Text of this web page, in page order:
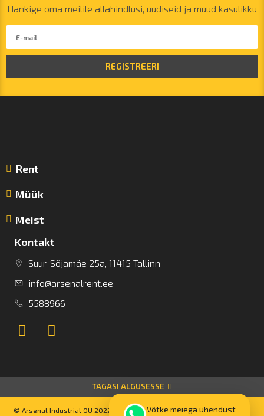
Võtke meiega ühendust
Hankige oma meilile allahindlusi, uudiseid ja muud kasulikku
REGISTREERI
Rent
Müük
Meist
Kontakt
Suur-Sõjamäe 25a, 11415 Tallinn
info@arsenalrent.ee
5588966
TAGASI ALGUSESSE
© Arsenal Industrial OÜ 2022 Kõik autoriõigused kaitstud. Powered by –